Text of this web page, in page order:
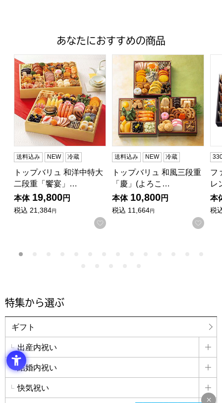
あなたにおすすめの商品
トップバリュ 和洋中特大二段重「饗宴」(きょうえん)【4
送料込み NEW 冷蔵
トップバリュ 和洋中特大
二段重「饗宴」…
本体 19,800円
税込 21,384円
お気に入りに登録する
トップバリュ 和風三段重「
送料込み NEW 冷蔵
トップバリュ 和風三段重
「慶」(よろこ…
本体 10,800円
税込 11,664円
お気
フ
レ
本
税
特集から選ぶ
ギフト
出産内祝い
詳
結婚内祝い
詳
快気祝い
詳